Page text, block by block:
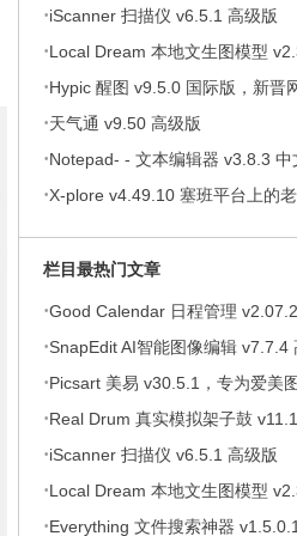
·iScanner 扫描仪 v6.5.1 高级版
·Local Dream 本地文生图模型
·Hypic 醒图 v9.5.0 国际版，新晋
仙女修图！必！备！
·天气通 v9.50 高级版
·Notepad- - 文本编辑器 v3.8.3 中
·X-plore v4.49.10 塞班平台上的
栏目最热门文章
·Good Calendar 日程管理
会员
·SnapEdit AI智能图像编辑 v7.7.4
·Picsart 美易 v30.5.1，专为爱美
锁高级版
·Real Drum 真实模拟架子鼓
·iScanner 扫描仪 v6.5.1 高级版
·Local Dream 本地文生图模型
·Everything 文件搜索神器